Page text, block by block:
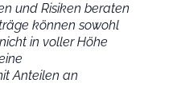
und Risiken beraten
können sowohl
in voller Höhe
Anteilen an